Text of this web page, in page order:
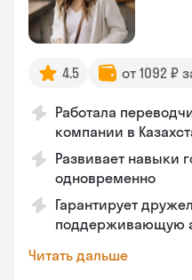
4.5 от 1092 ₽
Работала
компании в
Развивает навыки
одновременно
Гарантирует
поддерживающую
Читать дальше